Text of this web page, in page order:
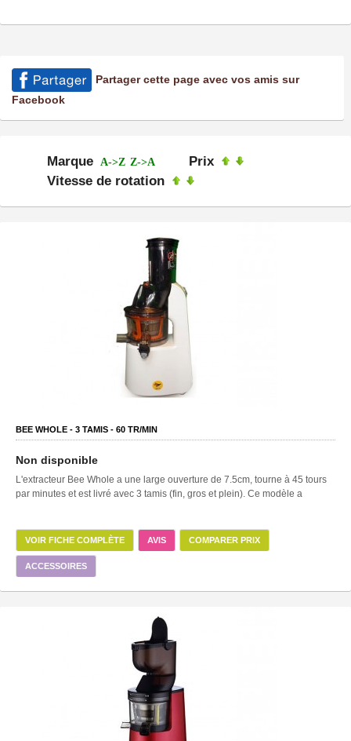
Partager cette page avec vos amis sur
Facebook
Marque A->Z Z->A
Prix
Vitesse de rotation
BEE WHOLE - 3 TAMIS - 60 TR/MIN
Non disponible
L'extracteur Bee Whole a une large ouverture de 7.5cm, tourne à 45 tours
par minutes et est livré avec 3 tamis (fin, gros et plein). Ce modèle a
VOIR FICHE COMPLÈTE AVIS COMPARER PRIX
ACCESSOIRES